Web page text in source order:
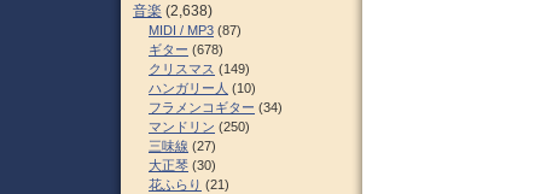
音楽 (2,638)
MIDI / MP3 (87)
ギター (678)
クリスマス (149)
ハンガリー人 (10)
フラメンコギター (34)
マンドリン (250)
三味線 (27)
大正琴 (30)
花ふらり (21)